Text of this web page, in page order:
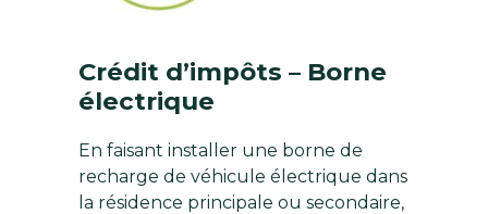
Crédit d’impôts – Borne
électrique
En faisant installer une borne de
recharge de véhicule électrique dans
la résidence principale ou secondaire,